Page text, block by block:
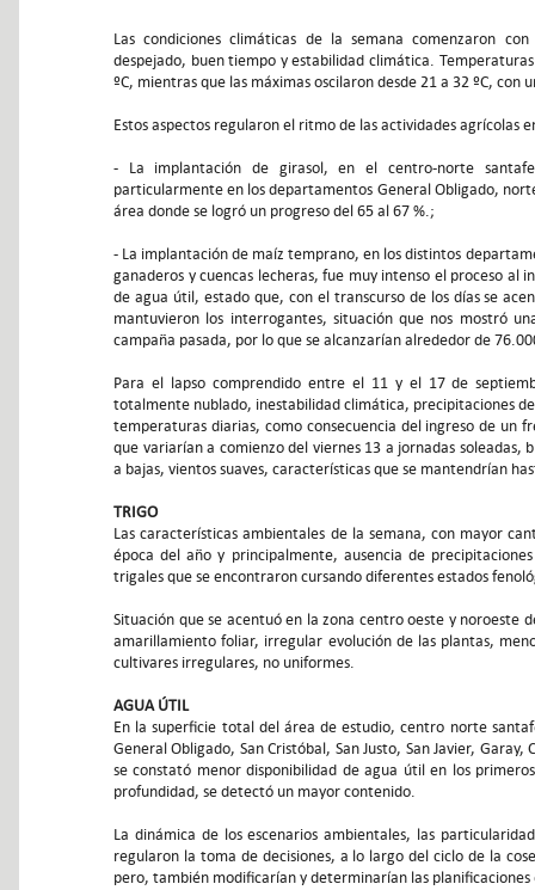
Las condiciones climáticas de la semana comenzaron
despejado, buen tiempo y estabilidad climática.
ºC, mientras que las máximas oscilaron desde 21 a 32 ºC,
Estos aspectos regularon el ritmo de las actividades agrícolas
- La implantación de girasol, en el centro-norte
particularmente en los departamentos General Obligado,
área donde se logró un progreso del 65 al 67 %.;
- La implantación de maíz temprano, en los distintos
ganaderos y cuencas lecheras, fue muy intenso el proceso al
de agua útil, estado que, con el transcurso de los días se
mantuvieron los interrogantes, situación que nos mostró
campaña pasada, por lo que se alcanzarían alrededor de
Para el lapso comprendido entre el 11 y el 17 de
totalmente nublado, inestabilidad climática, precipitaciones
temperaturas diarias, como consecuencia del ingreso de un
que variarían a comienzo del viernes 13 a jornadas
a bajas, vientos suaves, características que se mantendrían
TRIGO
Las características ambientales de la semana, con mayor
época del año y principalmente, ausencia de
trigales que se encontraron cursando diferentes estados
Situación que se acentuó en la zona centro oeste y noroeste
amarillamiento foliar, irregular evolución de las plantas,
cultivares irregulares, no uniformes.
AGUA ÚTIL
En la superficie total del área de estudio, centro norte
General Obligado, San Cristóbal, San Justo, San Javier,
se constató menor disponibilidad de agua útil en los
profundidad, se detectó un mayor contenido.
La dinámica de los escenarios ambientales, las
regularon la toma de decisiones, a lo largo del ciclo de la
pero, también modificarían y determinarían las